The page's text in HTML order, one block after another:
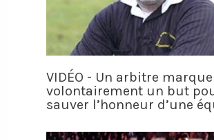
VIDÉO - Un arbitre marque
volontairement un but
sauver l’honneur d’une